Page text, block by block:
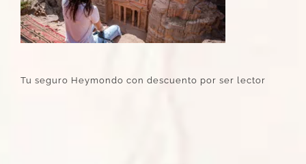
Tu seguro Heymondo con descuento por ser lector